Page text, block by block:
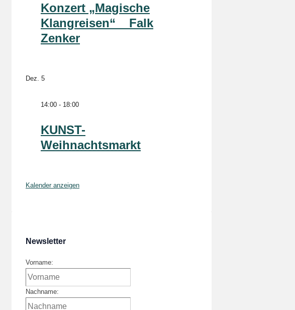
Konzert „Magische
Klangreisen“ _ Falk
Zenker
Dez. 5
14:00 - 18:00
KUNST-
Weihnachtsmarkt
Kalender anzeigen
Newsletter
Vorname:
Nachname: